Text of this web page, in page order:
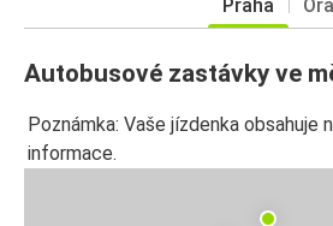
Praha
Autobusové zastávky ve
Poznámka: Vaše jízdenka obsahuje
informace.